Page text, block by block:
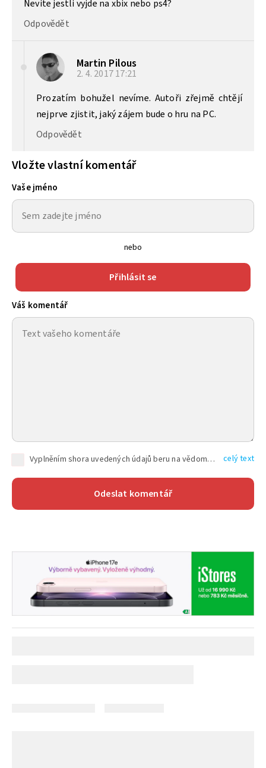
Nevite jestli vyjde na xbix nebo ps4?
Odpovědět
Martin Pilous
2. 4. 201717:21
Prozatím bohužel nevíme. Autoři zřejmě chtějí
nejprve zjistit, jaký zájem bude o hru na PC.
Odpovědět
Vložte vlastní komentář
Vaše jméno
nebo
Přihlásit se
Váš komentář
Vyplněním shora uvedených údajů beru na vědomí, že společnost TEXT FACTORY s.r.o., sídlem Brno, Durďákova 336/29, Černá Pole, PSČ: 613 00, IČ: 06157831, zapsané u Krajského soudu v Brně, oddíl C, vložka 100399, bude zpracovávat mé osobní údaje uvedené v rámci mnou vyplněného registračního formuláře na základě oprávněných zájmů TEXT FACTORY s.r.o. dle čl. 6 odst. 1 písm. f) GDPR a pro splnění právních povinností (čl. 6 odst. 1 písm. c) GDPR), a to pro tyto účely: nezbytnost zajistit oprávnění návštěvníka webových stránek provozovaných společností TEXT FACTORY s.r.o. přispívat aktivně ke zveřejněným článkům nebo v rámci diskusních fór a výkon práv TEXT FACTORY s.r.o. jako administrátora těchto diskusních fór. Více informací o zpracování osobních údajů a právech lze nalézt v celý text